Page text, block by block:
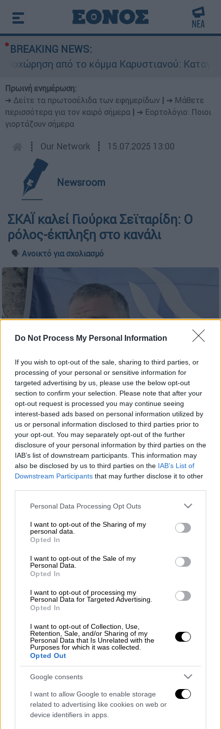
Do Not Process My Personal Information
If you wish to opt-out of the sale, sharing to third parties, or
processing of your personal or sensitive information for
targeted advertising by us, please use the below opt-out
section to confirm your selection. Please note that after your
opt-out request is processed you may continue seeing
interest-based ads based on personal information utilized by
us or personal information disclosed to third parties prior to
your opt-out. You may separately opt-out of the further
disclosure of your personal information by third parties on the
IAB’s list of downstream participants. This information may
also be disclosed by us to third parties on the IAB’s List of
Downstream Participants that may further disclose it to other
Please note that this website/app uses one or more Google
not limited to your visit or usage behaviour. You may click to
grant or deny consent to Google and its third-party tags to
use your data for below specified purposes in below Google
consent section.
Personal Data Processing Opt Outs
I want to opt-out of the Sharing of my
personal data.
Opted In
I want to opt-out of the Sale of my
Personal Data.
Opted In
I want to opt-out of processing my
Personal Data for Targeted Advertising.
Opted In
I want to opt-out of Collection, Use,
Retention, Sale, and/or Sharing of my
Personal Data that Is Unrelated with the
Purposes for which it was collected.
Opted Out
Google consents
I want to allow Google to enable storage
related to advertising like cookies on web or
device identifiers in apps.
BREAKING NEWS:
από το κόμμα Καρυστιανού:
Πρωινή ενημέρωση:
➔ Δείτε τα πρωτοσέλιδα των εφημερίδων
➔ Μάθετε
περισσότερα για τον καιρό σήμερα
➔ Εορτολόγιο: Ποιοι
γιορτάζουν σήμερα
┋ Our Network ┋ 15.07.2025 13:00
Newsroom
ΣΚΑΪ καλεί Γιούρκα Σεϊταρίδη: O
ρόλος-έκπληξη στο κανάλι
🗣️ Ανοικτό για σχολιασμό
Προσθέστε το ΕΘΝΟΣ στη Google
Ο Γιούρκας Σεϊταρίδης πλησιάζει στο κανάλι
του Φαλήρου...
O πρωταθλητής Ευρώπης του 2004 και
πρώην παίκτης του Παναθηναϊκού
ετοιμάζεται για... απόβαση στο κανάλι του
Γιάννη Αλαφούζου.
Τι αναμένεται να κάνει εκεί;
Το dailymedia.com.gr έχει το
πλήρες ρεπορτάζ
Τα σχολιά σας δημοσιεύονται άμεσα με δική σας ευθύνη. Το
ΕΘΝΟΣ θα παρεμβαίνει και τα προσβλητικά σχόλια θα
διαγράφονται